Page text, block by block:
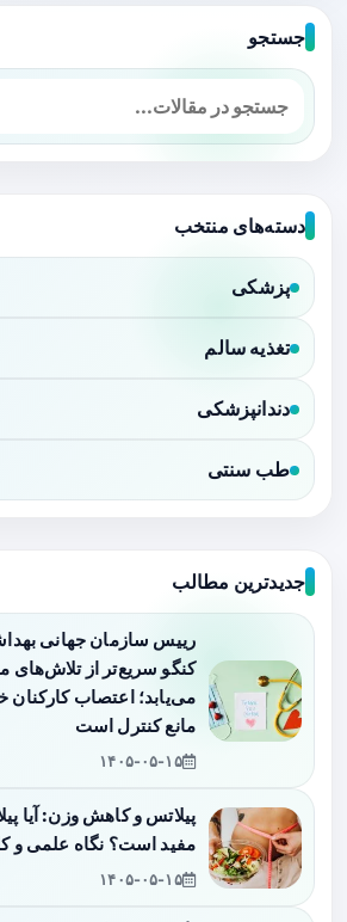
جستجو
دسته‌های منتخب
پزشکی
تغذیه سالم
دندانپزشکی
طب سنتی
جدیدترین مطالب
رییس سازمان جهانی
کنگو سریع‌تر از تلاش‌های
می‌یابد؛ اعتصاب
مانع کنترل است
۱۴۰۵-۰۵-۱۵
پیلاتس و کاهش وزن: آیا
مفید است؟ نگاه علمی و
۱۴۰۵-۰۵-۱۵